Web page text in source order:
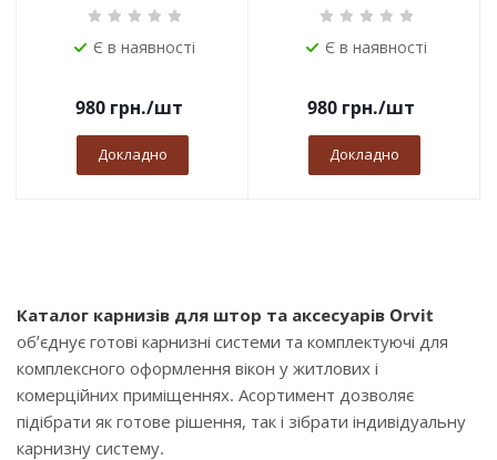
Є в наявності
980грн./шт
Докладно
Є в наявності
980грн./шт
Докладно
Каталог карнизів для штор та аксесуарів Orvit
об’єднує готові карнизні системи та комплектуючі для
комплексного оформлення вікон у житлових і
комерційних приміщеннях. Асортимент дозволяє
підібрати як готове рішення, так і зібрати індивідуальну
карнизну систему.